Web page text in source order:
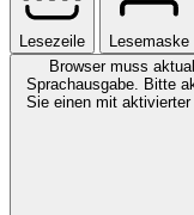
Lesezeile
Lesemaske
Browser muss
Sprachausgabe. Bitte
Sie einen mit